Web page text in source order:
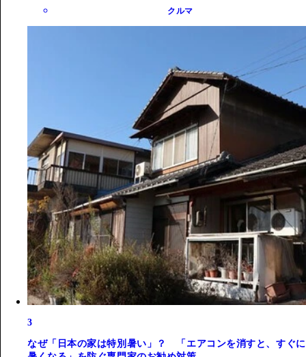
クルマ
3
なぜ「日本の家は特別暑い」？ 「エアコンを消すと、すぐに